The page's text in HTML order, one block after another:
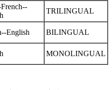
TRILINGUAL
English BILINGUAL
MONOLINGUAL